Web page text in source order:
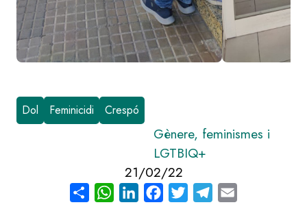
Dol Feminicidi Crespó
Gènere, feminismes i
LGTBIQ+
21/02/22
Share WhatsAppLinkedInFacebook
Twitter Telegram